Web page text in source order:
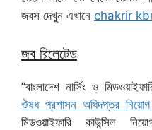
জবস দেখুন এখানে chakrir
জব রিলেটেড
”বাংলাদেশ নার্সিং ও
ঔষধ প্রশাসন অধিদপ্তর নিয়োগ
মিডওয়াইফারি কাউন্সিল